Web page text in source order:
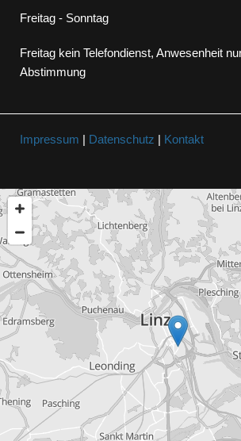
Freitag - Sonntag
Freitag kein Telefondienst, Anwesenheit
Abstimmung
Impressum | Datenschutz | Kontakt